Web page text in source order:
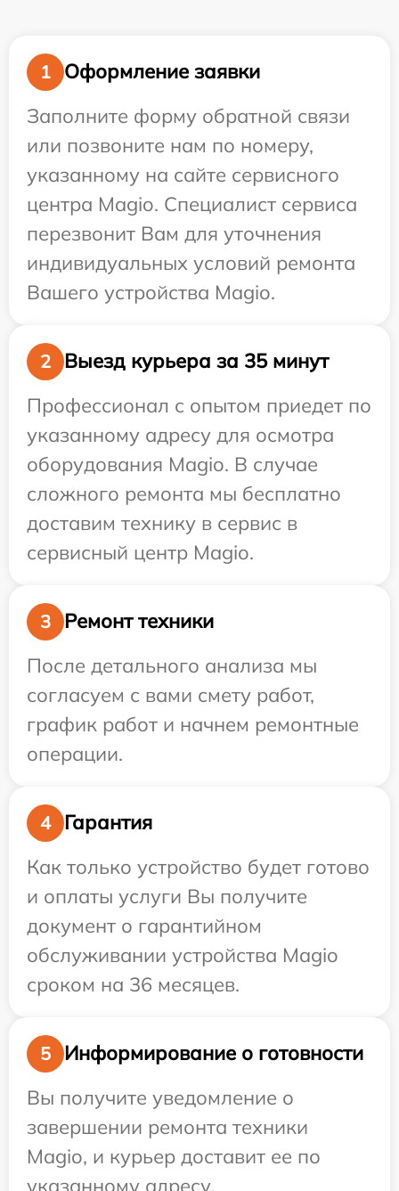
1
Оформление заявки
Заполните форму обратной связи
или позвоните нам по номеру,
указанному на сайте сервисного
центра Magio. Специалист сервиса
перезвонит Вам для уточнения
индивидуальных условий ремонта
Вашего устройства Magio.
2
Выезд курьера за 35 минут
Профессионал с опытом приедет по
указанному адресу для осмотра
оборудования Magio. В случае
сложного ремонта мы бесплатно
доставим технику в сервис в
сервисный центр Magio.
3
Ремонт техники
После детального анализа мы
согласуем с вами смету работ,
график работ и начнем ремонтные
операции.
4
Гарантия
Как только устройство будет готово
и оплаты услуги Вы получите
документ о гарантийном
обслуживании устройства Magio
сроком на 36 месяцев.
5
Информирование о готовности
Вы получите уведомление о
завершении ремонта техники
Magio, и курьер доставит ее по
указанному адресу.